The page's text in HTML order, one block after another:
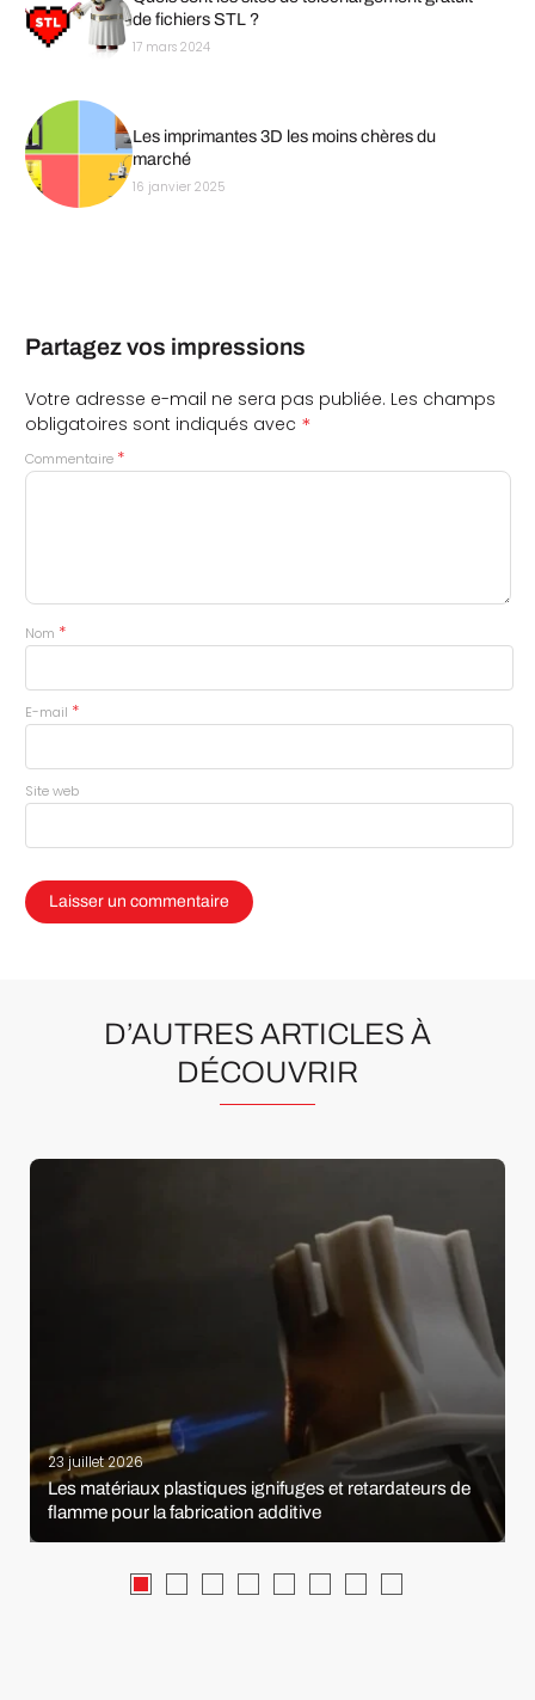
de fichiers STL ?
17 mars 2024
Les imprimantes 3D les moins chères du
marché
16 janvier 2025
Partagez vos impressions
Votre adresse e-mail ne sera pas publiée. Les champs
obligatoires sont indiqués avec *
Commentaire *
Nom *
E-mail *
Site web
D’AUTRES ARTICLES À
DÉCOUVRIR
23 juillet 2026
Les matériaux plastiques ignifuges et retardateurs de
flamme pour la fabrication additive